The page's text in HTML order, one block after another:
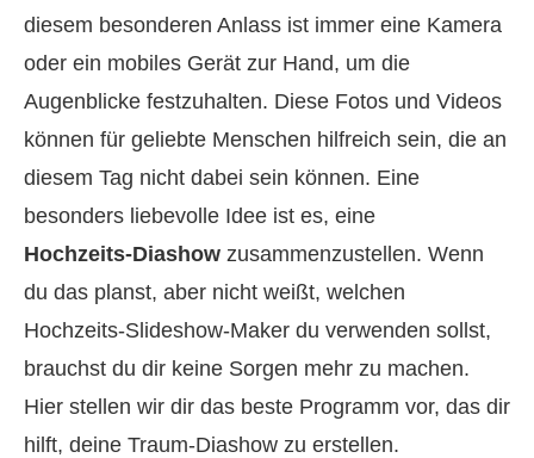
diesem besonderen Anlass ist immer eine Kamera
oder ein mobiles Gerät zur Hand, um die
Augenblicke festzuhalten. Diese Fotos und Videos
können für geliebte Menschen hilfreich sein, die an
diesem Tag nicht dabei sein können. Eine
besonders liebevolle Idee ist es, eine
Hochzeits‑Diashow zusammenzustellen. Wenn
du das planst, aber nicht weißt, welchen
Hochzeits‑Slideshow‑Maker du verwenden sollst,
brauchst du dir keine Sorgen mehr zu machen.
Hier stellen wir dir das beste Programm vor, das dir
hilft, deine Traum‑Diashow zu erstellen.